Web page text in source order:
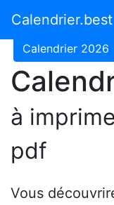
Calendrier.best
Calendrier 2024
Calendrier 2026
à
pdf
Vous